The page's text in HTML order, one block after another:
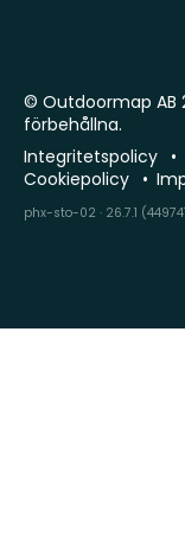
© Outdoormap AB
förbehållna.
Integritetspolicy
Cookiepolicy
phx-sto-02 · 26.7.1